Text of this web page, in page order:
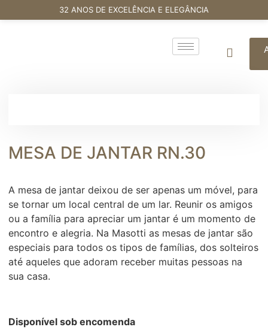
32 ANOS DE EXCELÊNCIA E ELEGÂNCIA
MESA DE JANTAR RN.30
A mesa de jantar deixou de ser apenas um móvel, para
se tornar um local central de um lar. Reunir os amigos
ou a família para apreciar um jantar é um momento de
encontro e alegria. Na Masotti as mesas de jantar são
especiais para todos os tipos de famílias, dos solteiros
até aqueles que adoram receber muitas pessoas na
sua casa.
Disponível sob encomenda